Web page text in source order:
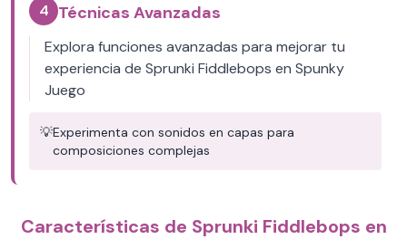
4 Técnicas Avanzadas
Explora funciones avanzadas para mejorar tu
experiencia de Sprunki Fiddlebops en Spunky
Juego
💡Experimenta con sonidos en capas para
composiciones complejas
Características de Sprunki Fiddlebops en